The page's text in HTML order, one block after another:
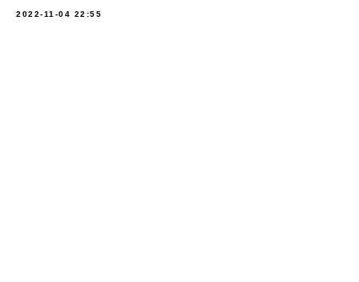
2022-11-04 22:55